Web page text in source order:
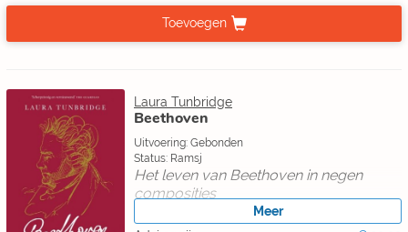
Toevoegen
Laura Tunbridge
Beethoven
Uitvoering: Gebonden
Status: Ramsj
Het leven van Beethoven in negen
composities
Meer